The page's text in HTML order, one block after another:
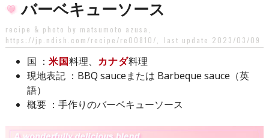
to バーベキューソース
recipe & photo by matsumoto azusa,
https://jp.ndish.com/recipe/re00810/
last update 2023/03/09
国 ： 米国料理、 カナダ料理
現地表記
：BBQ sauceまたは Barbeque sauce（英
語）
概要 ：手作りのバーベキューソース